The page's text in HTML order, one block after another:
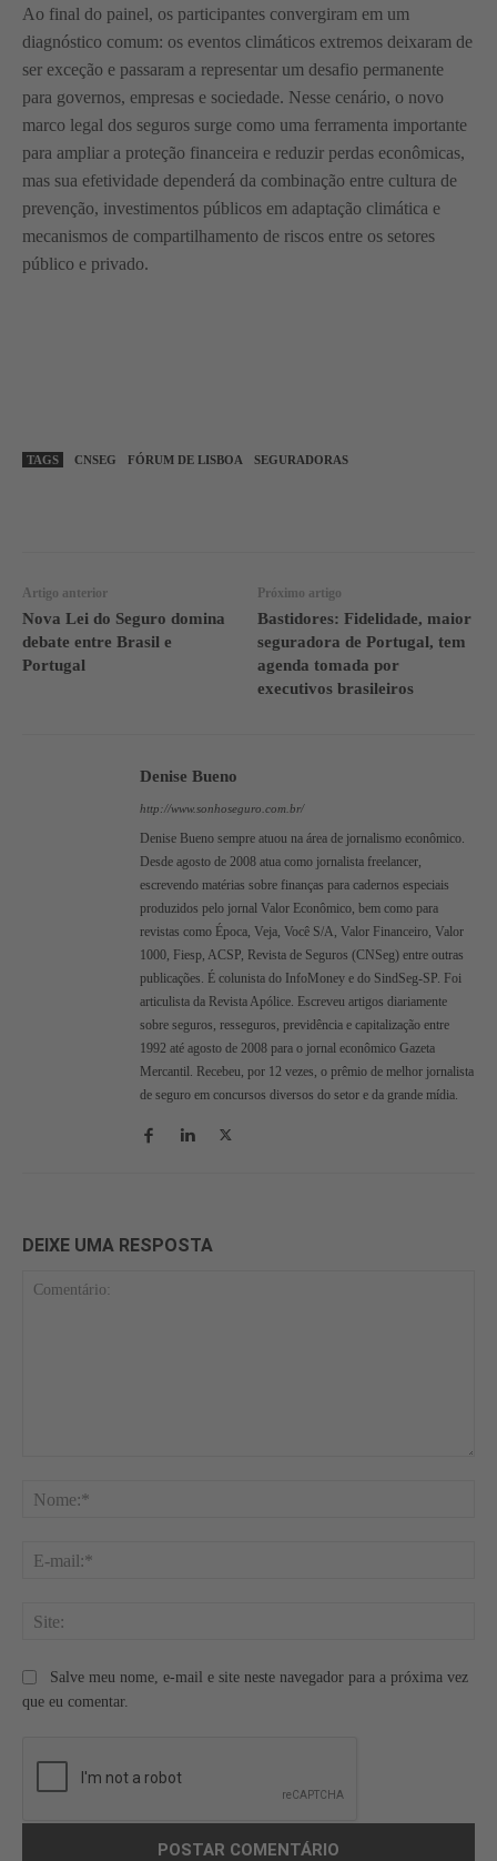
Ao final do painel, os participantes convergiram em um
diagnóstico comum: os eventos climáticos extremos deixaram de
ser exceção e passaram a representar um desafio permanente
para governos, empresas e sociedade. Nesse cenário, o novo
marco legal dos seguros surge como uma ferramenta importante
para ampliar a proteção financeira e reduzir perdas econômicas,
mas sua efetividade dependerá da combinação entre cultura de
prevenção, investimentos públicos em adaptação climática e
mecanismos de compartilhamento de riscos entre os setores
público e privado.
TAGS CNSEG FÓRUM DE LISBOA SEGURADORAS
Artigo anterior
Nova Lei do Seguro domina
debate entre Brasil e
Portugal
Próximo artigo
Bastidores: Fidelidade, maior
seguradora de Portugal, tem
agenda tomada por
executivos brasileiros
Denise Bueno
http://www.sonhoseguro.com.br/
Denise Bueno sempre atuou na área de jornalismo econômico.
Desde agosto de 2008 atua como jornalista freelancer,
escrevendo matérias sobre finanças para cadernos especiais
produzidos pelo jornal Valor Econômico, bem como para
revistas como Época, Veja, Você S/A, Valor Financeiro, Valor
1000, Fiesp, ACSP, Revista de Seguros (CNSeg) entre outras
publicações. É colunista do InfoMoney e do SindSeg-SP. Foi
articulista da Revista Apólice. Escreveu artigos diariamente
sobre seguros, resseguros, previdência e capitalização entre
1992 até agosto de 2008 para o jornal econômico Gazeta
Mercantil. Recebeu, por 12 vezes, o prêmio de melhor jornalista
de seguro em concursos diversos do setor e da grande mídia.
DEIXE UMA RESPOSTA
Salve meu nome, e-mail e site neste navegador para a próxima vez
que eu comentar.